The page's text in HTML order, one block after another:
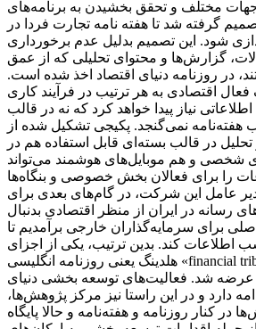
مختلف و تحقق بخشیدن به برنامه‌های
گرفته شد تا هفته نامه تجارت فردا در
سال 1391 راه‌اندازی شود. این تصمیم بدلیل عدم برخورداری
گزارش‌ها و محتوای تحلیلی که از عمق
در روزنامه دنیای اقتصاد اخذ شده است.
اقتصادی به هر ترتیب در فرآیند کاری
نیاز پیدا خواهد کرد که نه در قالب
هفته‌نامه نمی‌گنجد. پکیجی تشکیل شده از
تحلیل در قالب بسته‌ای قابل استفاده هم در
شخصی و هم موبایل‌های هوشمند می‌تواند
را برای فعالان بخش خصوصی و بنگاه‌ها
عامل این شرکت، در گام‌های بعدی برای
رسانه در ایران از منظر اقتصادی بدنبال
اصلی برای سرمایه‌گذاران خارجی برآمدیم تا
اطلاعات کند. بدین ترتیب، یکی از اجزای
هلدینگ یعنی روزنامه انگلیسی «financial tribion» را به فعالان
عرضه شد. فعالیت‌های توسعه بخشی دنیای
دارد و در این راستا نیز مرکز پژوهش‌ها،
در کنار روزنامه و هفته‌نامه و حالا پایگاه